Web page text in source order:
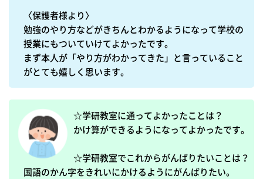
〈保護者様より〉
勉強のやり方などがきちんとわかるようになって学校の
授業にもついていけてよかったです。
まず本人が「やり方がわかってきた」と言っていること
がとても嬉しく思います。
☆学研教室に通ってよかったことは？
かけ算ができるようになってよかったです。
☆学研教室でこれからがんばりたいことは？
国語のかん字をきれいにかけるようにがんばりたい。